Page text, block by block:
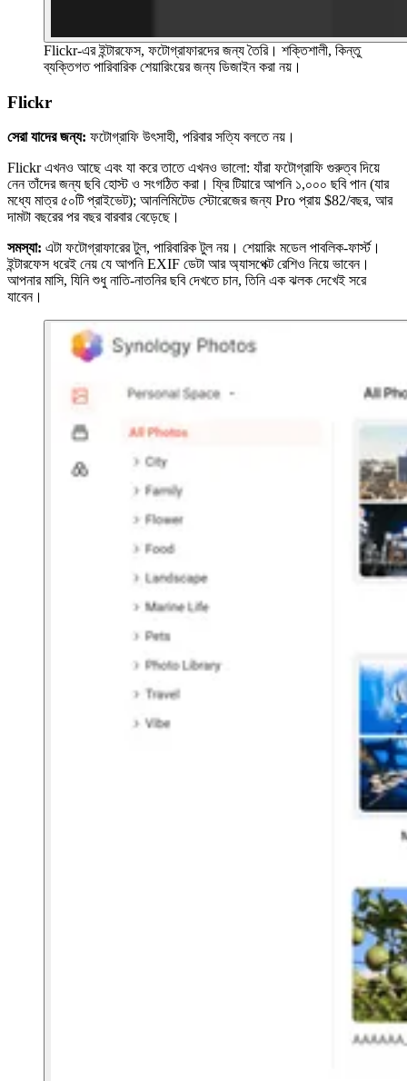
Flickr-এর ইন্টারফেস, ফটোগ্রাফারদের জন্য তৈরি। শক্তিশালী, কিন্তু
ব্যক্তিগত পারিবারিক শেয়ারিংয়ের জন্য ডিজাইন করা নয়।
Flickr
সেরা যাদের জন্য: ফটোগ্রাফি উৎসাহী, পরিবার সত্যি বলতে নয়।
Flickr এখনও আছে এবং যা করে তাতে এখনও ভালো: যাঁরা ফটোগ্রাফি গুরুত্ব দিয়ে
নেন তাঁদের জন্য ছবি হোস্ট ও সংগঠিত করা। ফ্রি টিয়ারে আপনি ১,০০০ ছবি পান (যার
মধ্যে মাত্র ৫০টি প্রাইভেট); আনলিমিটেড স্টোরেজের জন্য Pro প্রায় $82/বছর, আর
দামটা বছরের পর বছর বারবার বেড়েছে।
সমস্যা: এটা ফটোগ্রাফারের টুল, পারিবারিক টুল নয়। শেয়ারিং মডেল পাবলিক-ফার্স্ট।
ইন্টারফেস ধরেই নেয় যে আপনি EXIF ডেটা আর অ্যাসপেক্ট রেশিও নিয়ে ভাবেন।
আপনার মাসি, যিনি শুধু নাতি-নাতনির ছবি দেখতে চান, তিনি এক ঝলক দেখেই সরে
যাবেন।